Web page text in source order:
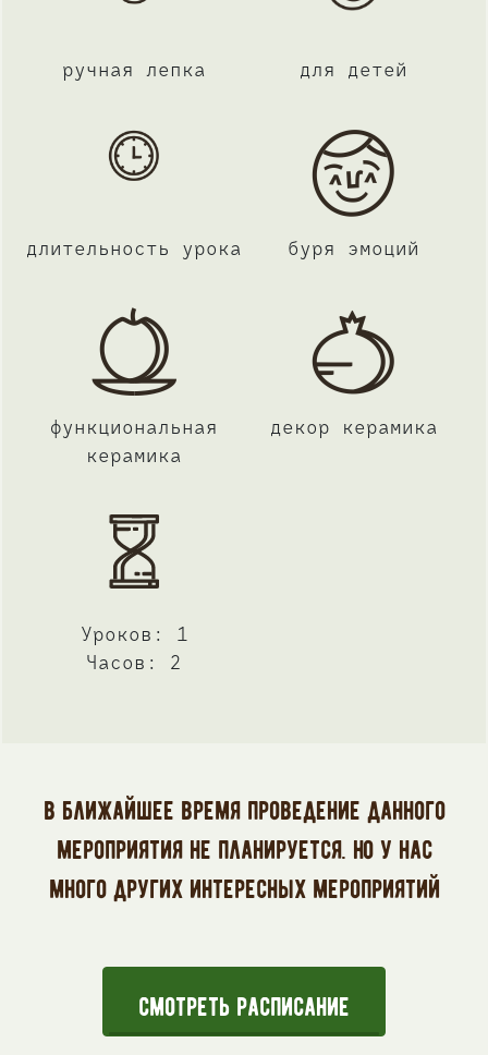
ручная лепка для детей
длительность урока буря эмоций
функциональная
керамика
декор керамика
Уроков: 1
Часов: 2
В ближайшее время проведение данного
мероприятия не планируется. Но у нас
много других интересных мероприятий
Смотреть расписание